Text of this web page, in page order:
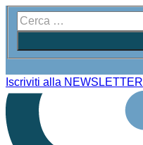
Iscriviti alla NEWSLETTER